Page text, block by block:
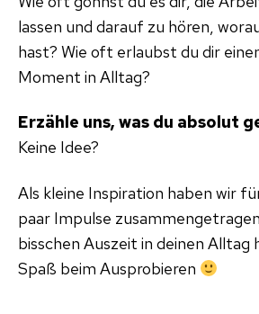
lassen und darauf zu hören,
hast? Wie oft erlaubst du dir
Moment in Alltag?
Erzähle uns, was du absolut
Keine Idee?
Als kleine Inspiration haben wir
paar Impulse
bisschen Auszeit in deinen Alltag
Spaß beim Ausprobieren